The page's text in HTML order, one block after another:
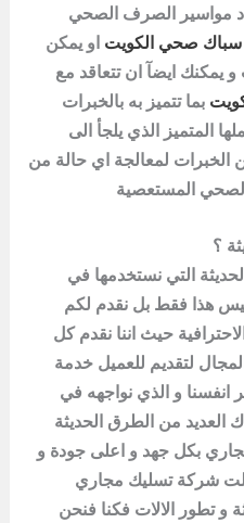
مواسير الصرف الصحي
سباك صحي الكويت او يمكن
يمكنك ايضآ ان تتعاقد مع
بما تتميز به بالخبرات
المتميز الذي يلجأ الى
الخبرات لمعالجة اي حالة من
المستعصية
؟
التي نستخدمها في
هذا فقط بل نقدم لكم
الاحترافية حيث اننا نقدم كل
لتقديم للعميل خدمة
و الذي نواجهه في
العديد من الطرق الحديثة
بكل جهد و اعلى جودة و
شركة تسليك مجاري
و تطور الالات فكنا فنحن